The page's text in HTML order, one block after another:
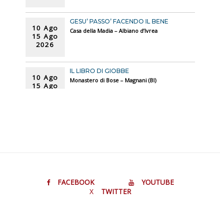
10 Ago
15 Ago
2026
GESU’ PASSO’ FACENDO IL BENE
Casa della Madia – Albiano d’Ivrea
10 Ago
15 Ago
IL LIBRO DI GIOBBE
Monastero di Bose – Magnani (BI)
22 Ago
Casa della Madia – Albiano d’Ivrea
FACEBOOK
YOUTUBE
TWITTER